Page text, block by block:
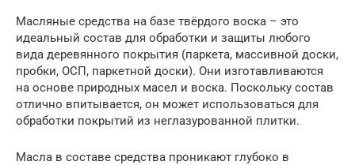
Масляные средства на базе твёрдого воска – это
идеальный состав для обработки и защиты любого
вида деревянного покрытия (паркета, массивной доски,
пробки, ОСП, паркетной доски). Они изготавливаются
на основе природных масел и воска. Поскольку состав
отлично впитывается, он может использоваться для
обработки покрытий из неглазурованной плитки.
Масла в составе средства проникают глубоко в